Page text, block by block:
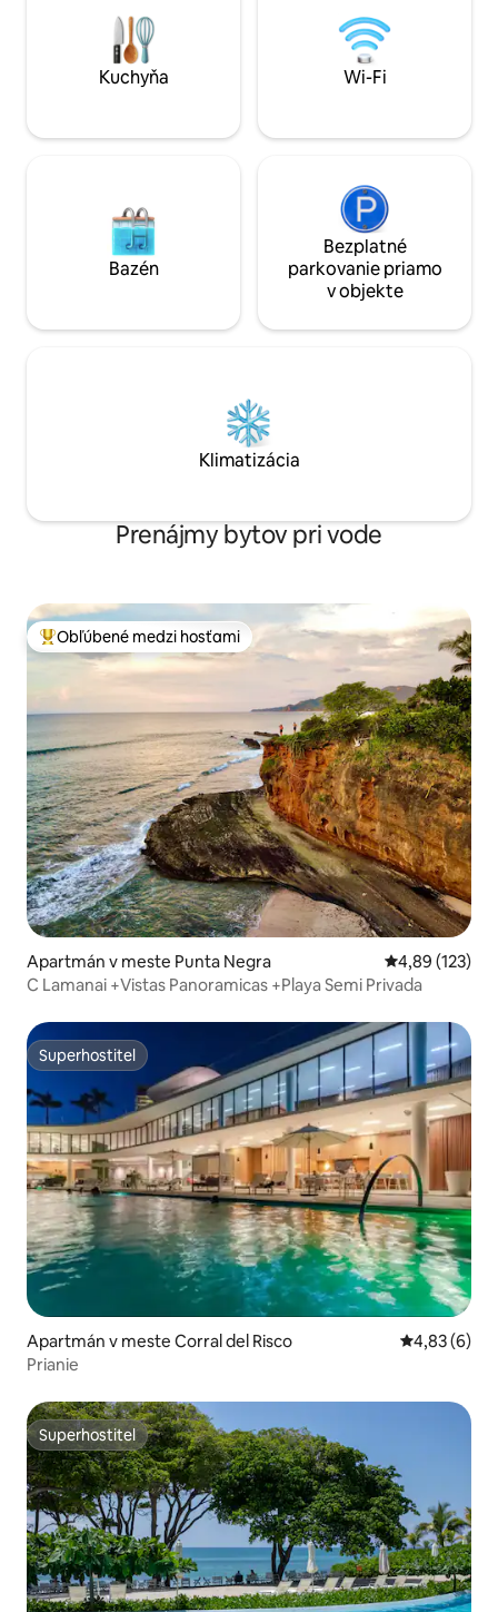
bloky od pláže Camarones a promenády
Malecon a len pár krokov od najlepších
reštaurácií a umeleckých galérií
Personalizovaný vrátnik , vyzdvihnutie
na letisku,
masáže v
šéfkuchár a
Kuchyňa Wi-Fi
Bazén
Bezplatné
parkovanie priamo
v objekte
Klimatizácia
Prenájmy bytov pri vode
Najobľúbenejšie medzi hosťami
Obľúbené medzi hosťami
Apartmán v meste Punta Negra Priemerné
4,89 (123)
C Lamanai +Vistas Panoramicas +Playa Semi Privada
Superhostiteľ
Superhostiteľ
Apartmán v meste Corral del Risco Priemerné
4,83 (6)
Prianie
Superhostiteľ
Superhostiteľ